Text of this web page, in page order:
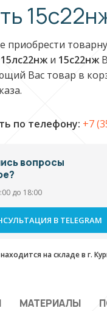
приобрести
15лс22нжи 15с22нж
Вас товар в
по телефону: +7
вопросы
до 18:00
В TELEGRAM
на складе в г.
МАТЕРИАЛЫ